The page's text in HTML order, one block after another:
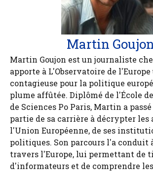
Martin
Martin Goujon est un journaliste
apporte à L'Observatoire de l'Europe
contagieuse pour la politique
plume affûtée. Diplômé de l'École
de Sciences Po Paris, Martin a
partie de sa carrière à décrypter les
l'Union Européenne, de ses
politiques. Son parcours l'a conduit
travers l'Europe, lui permettant de
d'informateurs et de comprendre